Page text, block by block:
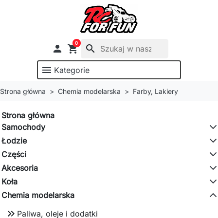
 shopping_cart
0
search
menu Kategorie
Strona główna Chemia modelarska Farby, Lakiery
Strona główna
Samochody
Łodzie
Części
Akcesoria
Koła
Chemia modelarska
keyboard_double_arrow_right Paliwa, oleje i dodatki